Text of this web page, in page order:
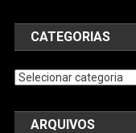
CATEGORIAS
Categorias
ARQUIVOS